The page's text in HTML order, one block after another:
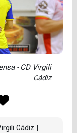
- CD Virgili
Cádiz
Cádiz |